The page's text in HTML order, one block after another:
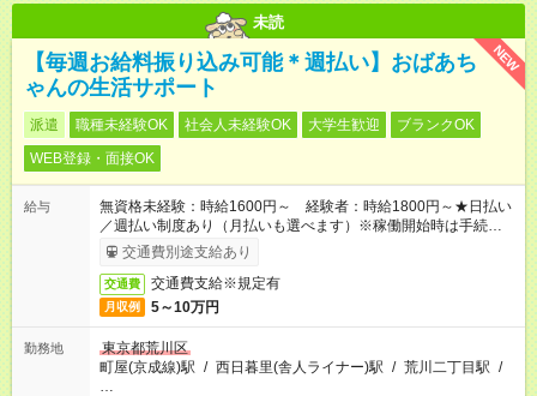
未読
NEW
【毎週お給料振り込み可能＊週払い】おばあち
ゃんの生活サポート
派遣 職種未経験OK 社会人未経験OK 大学生歓迎
ブランクOK
WEB登録・面接OK
給与
無資格未経験：時給1600円～ 経験者：時給1800円～★日払い
／週払い制度あり（月払いも選べます）※稼働開始時は手続き完
了次第のお支払いとなります。
交通費別途支給あり
交通費 交通費支給※規定有
月収例 5～10万円
勤務地
東京都荒川区
町屋(京成線)駅 / 西日暮里(舎人ライナー)駅 / 荒川二丁目駅 /
…